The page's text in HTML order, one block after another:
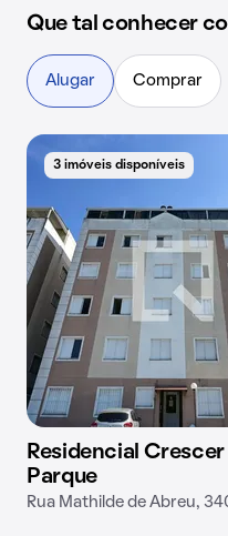
Que tal conhecer
Alugar Comprar
3 imóveis disponíveis
Residencial Crescer
Parque
Rua Mathilde de Abreu,